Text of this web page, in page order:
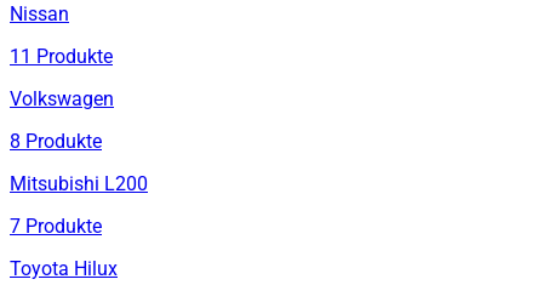
Nissan
11 Produkte
Volkswagen
8 Produkte
Mitsubishi L200
7 Produkte
Toyota Hilux